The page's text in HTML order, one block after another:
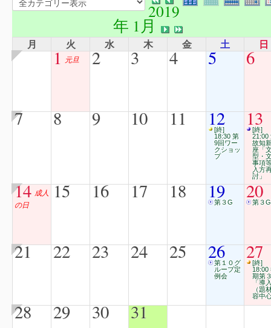
2019
年 1月
月 火 水 木 金 土 日
1 元旦 2 3 4 5 6
7 8 9 10 11 12
[終]
18:30 第
9回ワー
クショッ
プ
13
[終]
21:00
故知
座「
型・
事項
入方
討」
14 成人
の日
15 16 17 18 19
第３G 20
第３G
21 22 23 24 25 26
第１０グ
ループ定
例会
27
[終]
18:00
期第
「導
（題
容中
28 29 30 31